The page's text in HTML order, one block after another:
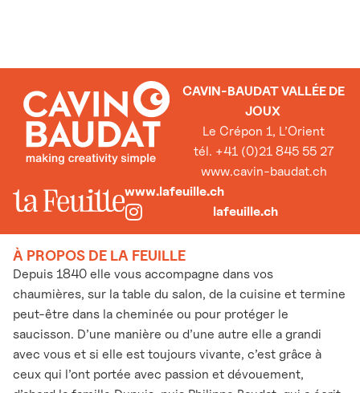
CAVIN-BAUDAT VALLÉE DE
JOUX
Le Crépon 1, L’Orient
tél. +41 (0)21 845 55 27
www.cavin-baudat.ch
www.lafeuille.ch
lafeuille.ch
À PROPOS DE LA FEUILLE
Depuis 1840 elle vous accompagne dans vos
chaumières, sur la table du salon, de la cuisine et termine
peut-être dans la cheminée ou pour protéger le
saucisson. D’une manière ou d’une autre elle a grandi
avec vous et si elle est toujours vivante, c’est grâce à
ceux qui l’ont portée avec passion et dévouement,